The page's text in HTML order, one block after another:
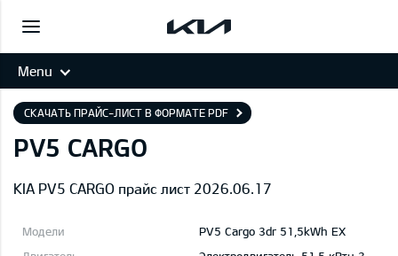
Menu
СКАЧАТЬ ПРАЙС-ЛИСТ В ФОРМАТЕ PDF
PV5 CARGO
KIA PV5 CARGO прайс лист 2026.06.17
PV5 Cargo 3dr 51,5kWh EX